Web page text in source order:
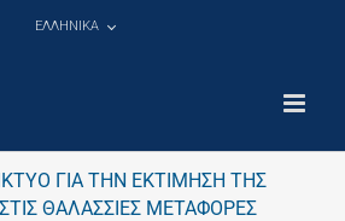
ΕΛΛΗΝΙΚΑ
ΓΙΑ ΤΗΝ ΕΚΤΙΜΗΣΗ ΤΗΣ
ΘΑΛΑΣΣΙΕΣ ΜΕΤΑΦΟΡΕΣ